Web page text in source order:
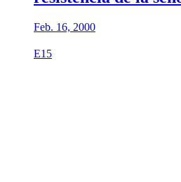
Feb. 16, 2000
E15